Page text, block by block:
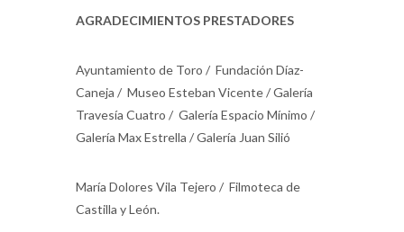
AGRADECIMIENTOS PRESTADORES
Ayuntamiento de Toro / Fundación Díaz-
Caneja / Museo Esteban Vicente / Galería
Travesía Cuatro / Galería Espacio Mínimo /
Galería Max Estrella / Galería Juan Silió
María Dolores Vila Tejero / Filmoteca de
Castilla y León.